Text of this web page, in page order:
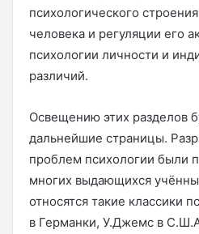
психологического
человека и регуляции его
психологии личности и
различий.
Освещению этих разделов
дальнейшие страницы.
проблем психологии были
многих выдающихся
относятся такие классики
в Германки, У.Джемс в